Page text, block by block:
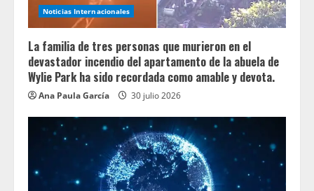
Noticias Internacionales
La familia de tres personas que murieron en el
devastador incendio del apartamento de la abuela de
Wylie Park ha sido recordada como amable y devota.
Ana Paula García 30 julio 2026